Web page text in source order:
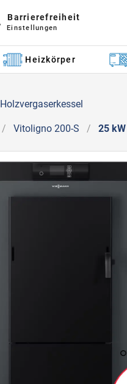
Barrierefreiheit
Einstellungen
Heizkörper
Holzvergaserkessel
/ Vitoligno 200-S / 25 kW